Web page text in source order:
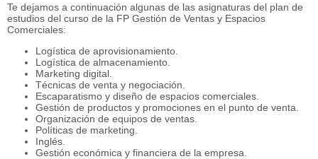
Te dejamos a continuación algunas de las asignaturas del plan de
estudios del curso de la FP Gestión de Ventas y Espacios
Comerciales:
Logística de aprovisionamiento.
Logística de almacenamiento.
Marketing digital.
Técnicas de venta y negociación.
Escaparatismo y diseño de espacios comerciales.
Gestión de productos y promociones en el punto de venta.
Organización de equipos de ventas.
Políticas de marketing.
Inglés.
Gestión económica y financiera de la empresa.